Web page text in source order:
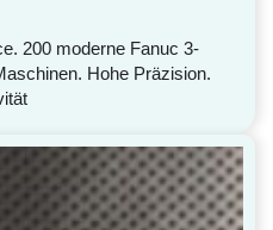
200 moderne Fanuc 3-
Hohe Präzision.